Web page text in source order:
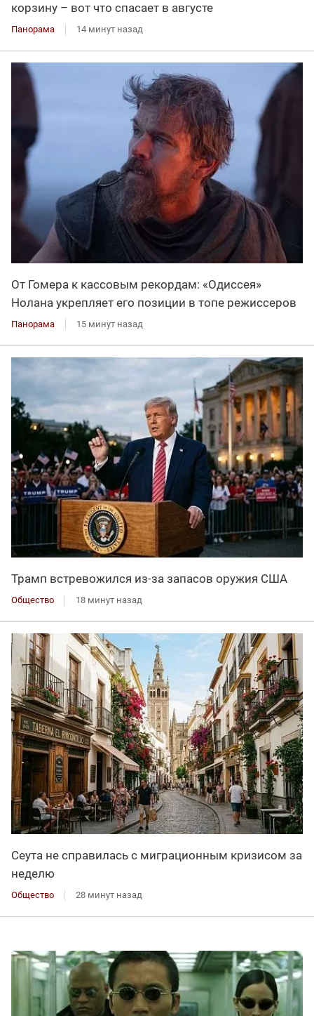
корзину – вот что спасает в августе
Панорама 14 минут назад
От Гомера к кассовым рекордам: «Одиссея»
Нолана укрепляет его позиции в топе режиссеров
Панорама 15 минут назад
Трамп встревожился из-за запасов оружия США
Общество 18 минут назад
Сеута не справилась с миграционным кризисом за
неделю
Общество 28 минут назад